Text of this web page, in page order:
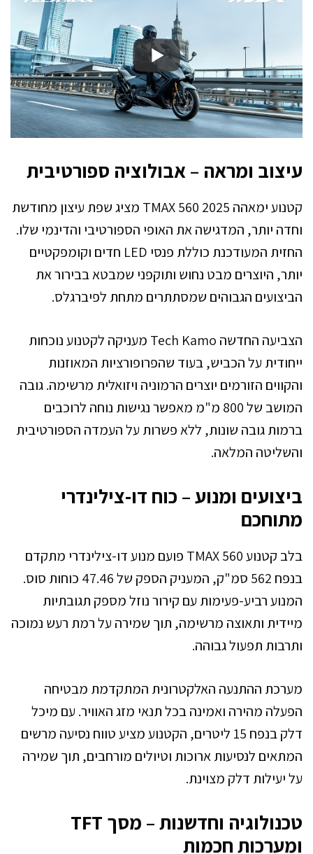
עיצוב ומראה – אבולוציה ספורטיבית
קטנוע ימאהה TMAX 560 2025 מציג שפת עיצון מחודשת
וחדה יותר, המדגישה את האופי הספורטיבי והדינמי שלו.
החזית המעודכנת כוללת פנסי LED חדים וקומפקטיים
יותר, היוצרים מבט נחוש ותוקפני שמבטא בבירור את
הביצועים הגבוהים שמסתתרים מתחת לפיברגלס.
הצביעה החדשה Tech Kamo מעניקה לקטנוע נוכחות
ייחודית על הכביש, בעוד שהפרופורציות המאוזנות
והקווים הזורמים יוצרים הרמוניה ויזואלית מרשימה. גובה
המושב של 800 מ"מ מאפשר נגישות נוחה לרוכבים
ברמות גובה שונות, ללא פשרות על העמדה הספורטיבית
והשליטה המלאה.
ביצועים ומנוע – כוח דו-צילינדרי
מתוחכם
בלב קטנוע TMAX 560 פועם מנוע דו-צילינדרי מתקדם
בנפח 562 סמ"ק, המעניק הספק של 47.46 כוחות סוס.
המנוע רביע-פעימות עם קירור נוזל מספק תגובתיות
מיידית ותאוצה מרשימה, תוך שמירה על רמת רעש נמוכה
ותרבות תפעול גבוהה.
מערכת ההתנעה האלקטרונית המתקדמת מבטיחה
הפעלה מהירה ואמינה בכל תנאי מזג האוויר. עם מיכל
דלק בנפח 15 ליטרים, הקטנוע מציע טווח נסיעה מרשים
המתאים לנסיעות ארוכות וטיולים מורחבים, תוך שמירה
על יעילות דלק מצוינת.
טכנולוגיה וחדשנות – מסך TFT
ומערכות חכמות